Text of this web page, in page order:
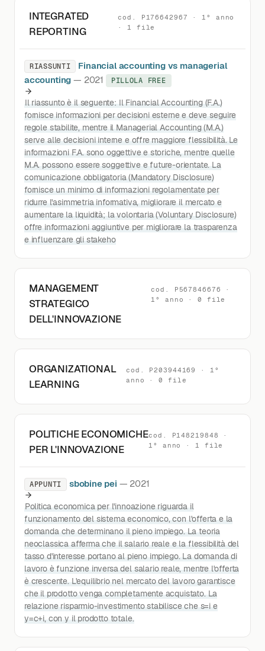
INTEGRATED
REPORTING
cod. P176642967 · 1° anno
· 1 file
RIASSUNTI
Financial accounting vs managerial
accounting — 2021 PILLOLA FREE
Il riassunto è il seguente: Il Financial Accounting (F.A.)
fornisce informazioni per decisioni esterne e deve seguire
regole stabilite, mentre il Managerial Accounting (M.A.)
serve alle decisioni interne e offre maggiore flessibilità. Le
informazioni F.A. sono oggettive e storiche, mentre quelle
M.A. possono essere soggettive e future-orientate. La
comunicazione obbligatoria (Mandatory Disclosure)
fornisce un minimo di informazioni regolamentate per
ridurre l'asimmetria informativa, migliorare il mercato e
aumentare la liquidità; la volontaria (Voluntary Disclosure)
offre informazioni aggiuntive per migliorare la trasparenza
e influenzare gli stakeho
MANAGEMENT
STRATEGICO
DELL'INNOVAZIONE
cod. P567846676 ·
1° anno · 0 file
ORGANIZATIONAL
LEARNING
cod. P203944169 · 1°
anno · 0 file
POLITICHE ECONOMICHE
PER L'INNOVAZIONE
cod. P148219848 ·
1° anno · 1 file
APPUNTI sbobine pei — 2021
Politica economica per l'innoazione riguarda il
funzionamento del sistema economico, con l'offerta e la
domanda che determinano il pieno impiego. La teoria
neoclassica afferma che il salario reale e la flessibilità del
tasso d'interesse portano al pieno impiego. La domanda di
lavoro è funzione inversa del salario reale, mentre l'offerta
è crescente. L'equilibrio nel mercato del lavoro garantisce
che il prodotto venga completamente acquistato. La
relazione risparmio-investimento stabilisce che s=i e
y=c+i, con y il prodotto totale.